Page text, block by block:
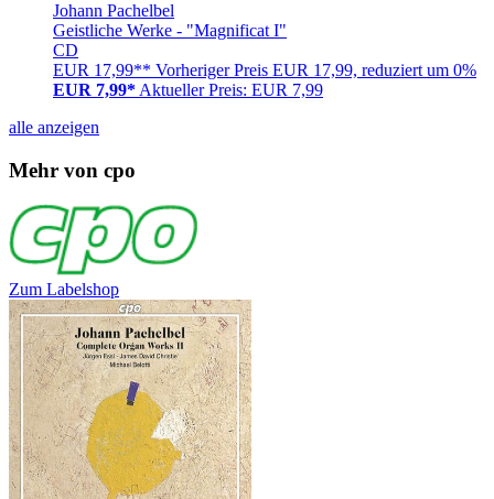
Johann Pachelbel
Geistliche Werke - "Magnificat I"
CD
EUR 17,99** Vorheriger Preis EUR 17,99, reduziert um 0%
EUR 7,99* Aktueller Preis: EUR 7,99
alle anzeigen
Mehr von cpo
Zum Labelshop